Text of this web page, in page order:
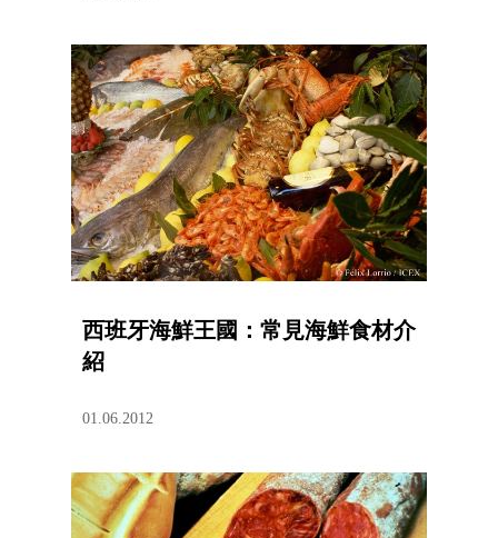
西班牙海鮮王國：常見海鮮食材介
紹
01.06.2012